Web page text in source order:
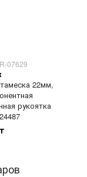
07629
22мм,
рукоятка